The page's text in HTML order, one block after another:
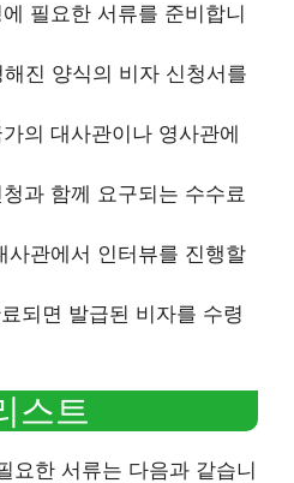
필요한 서류를 준비합니
진 양식의 비자 신청서를
의 대사관이나 영사관에
과 함께 요구되는 수수료
사관에서 인터뷰를 진행할
되면 발급된 비자를 수령
스트
요한 서류는 다음과 같습니